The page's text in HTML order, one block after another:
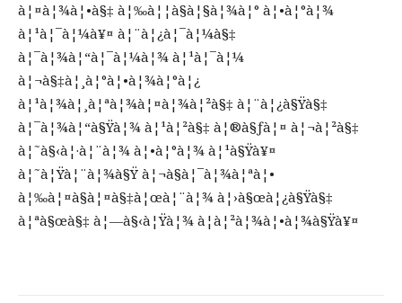
à¦¤à¦¾à¦•à§‡ à¦‰à¦¦à§à¦§à¦¾à¦° à¦•à¦°à¦¾
à¦¹à¦¯à¦¼à¥¤ à¦¨à¦¿à¦¯à¦¼à§‡
à¦¯à¦¾à¦“à¦¯à¦¼à¦¾ à¦¹à¦¯à¦¼
à¦¬à§‡à¦¸à¦°à¦•à¦¾à¦°à¦¿
à¦¹à¦¾à¦¸à¦ªà¦¾à¦¤à¦¾à¦²à§‡ à¦¨à¦¿à§Ÿà§‡
à¦¯à¦¾à¦“à§Ÿà¦¾ à¦¹à¦²à§‡ à¦®à§ƒà¦¤ à¦¬à¦²à§‡
à¦˜à§‹à¦·à¦¨à¦¾ à¦•à¦°à¦¾ à¦¹à§Ÿà¥¤
à¦˜à¦Ÿà¦¨à¦¾à§Ÿ à¦¬à§à¦¯à¦¾à¦ªà¦•
à¦‰à¦¤à§à¦¤à§‡à¦œà¦¨à¦¾ à¦›à§œà¦¿à§Ÿà§‡
à¦ªà§œà§‡ à¦—à§‹à¦Ÿà¦¾ à¦à¦²à¦¾à¦•à¦¾à§Ÿà¥¤